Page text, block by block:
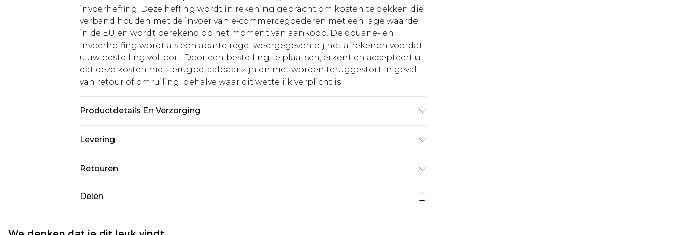
invoerheffing. Deze heffing wordt in rekening gebracht om kosten te dekken die
verband houden met de invoer van e‑commercegoederen met een lage waarde
in de EU en wordt berekend op het moment van aankoop. De douane- en
invoerheffing wordt als een aparte regel weergegeven bij het afrekenen voordat
u uw bestelling voltooit. Door een bestelling te plaatsen, erkent en accepteert u
dat deze kosten niet‑terugbetaalbaar zijn en niet worden teruggestort in geval
van retour of omruiling, behalve waar dit wettelijk verplicht is.
Productdetails En Verzorging
Levering
Standaardlevering Nederland
€5.99
Expressdienst Nederland
€14.99
Retouren
wordt gebracht op uw terugbetalingsbedrag.
Delen